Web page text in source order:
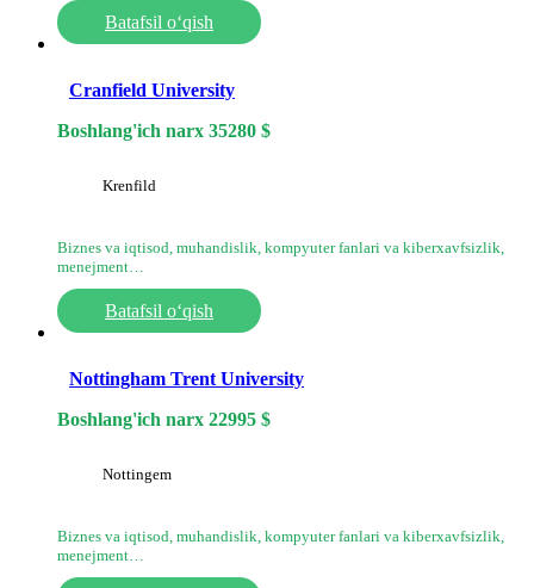
Batafsil o‘qish
Cranfield University
Boshlang'ich narx 35280 $
Krenfild
Biznes va iqtisod, muhandislik, kompyuter fanlari va kiberxavfsizlik,
menejment…
Batafsil o‘qish
Nottingham Trent University
Boshlang'ich narx 22995 $
Nottingem
Biznes va iqtisod, muhandislik, kompyuter fanlari va kiberxavfsizlik,
menejment…